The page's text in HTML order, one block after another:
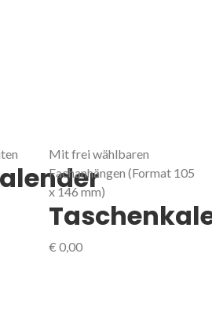
Mit frei wählbaren
Fachanhängen (Format 105
x 146 mm)
€ 0,00